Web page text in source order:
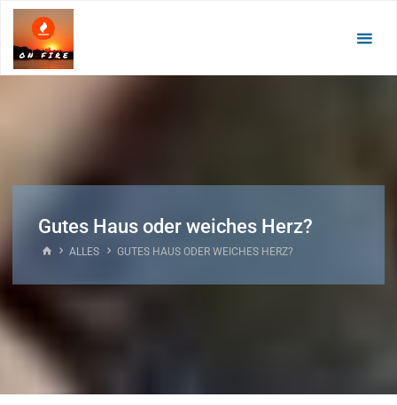
Zum
springen
Gutes Haus oder weiches Herz?
START
ALLES GUTES HAUS ODER WEICHES HERZ?